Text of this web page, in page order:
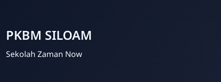
PKBM SILOAM
Sekolah Zaman Now